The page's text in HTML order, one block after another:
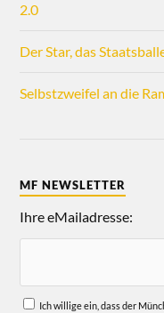
2.0
Der Star, das
Selbstzweifel an die
MF NEWSLETTER
Ihre eMailadresse:
Ich willige ein, dass der